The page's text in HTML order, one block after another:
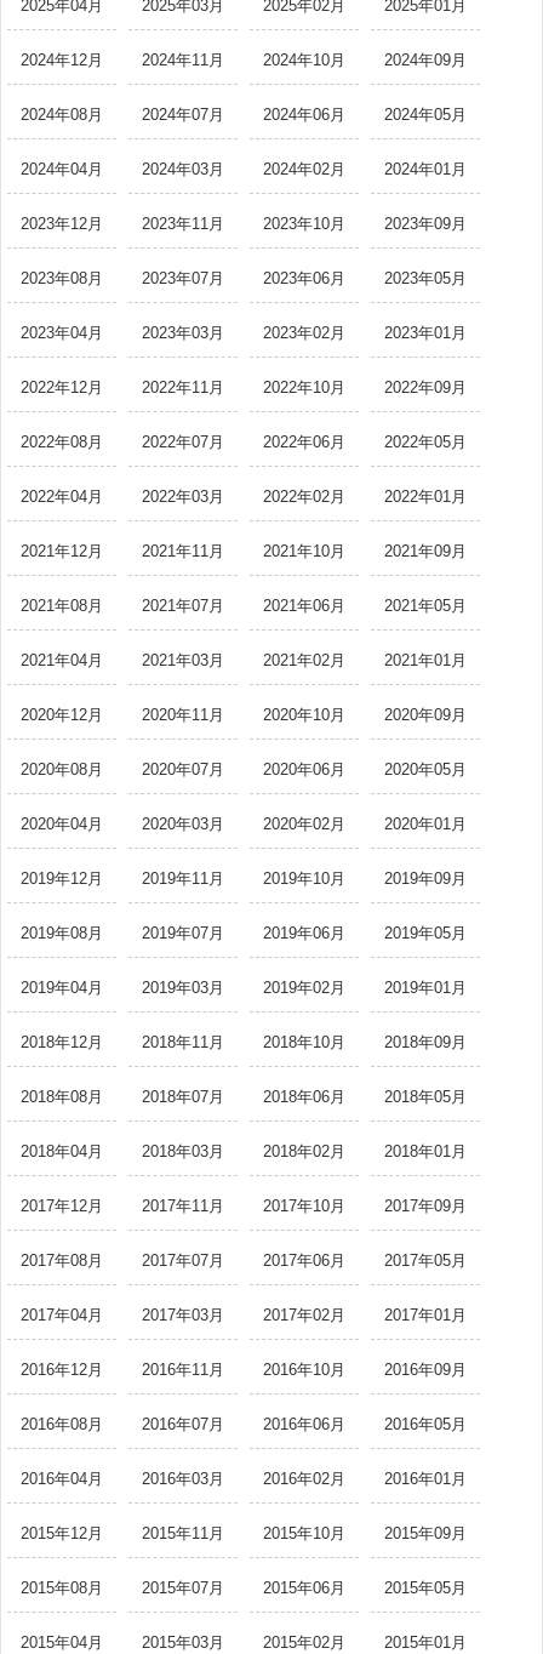
2025年04月 2025年03月 2025年02月 2025年01月
2024年12月 2024年11月 2024年10月 2024年09月
2024年08月 2024年07月 2024年06月 2024年05月
2024年04月 2024年03月 2024年02月 2024年01月
2023年12月 2023年11月 2023年10月 2023年09月
2023年08月 2023年07月 2023年06月 2023年05月
2023年04月 2023年03月 2023年02月 2023年01月
2022年12月 2022年11月 2022年10月 2022年09月
2022年08月 2022年07月 2022年06月 2022年05月
2022年04月 2022年03月 2022年02月 2022年01月
2021年12月 2021年11月 2021年10月 2021年09月
2021年08月 2021年07月 2021年06月 2021年05月
2021年04月 2021年03月 2021年02月 2021年01月
2020年12月 2020年11月 2020年10月 2020年09月
2020年08月 2020年07月 2020年06月 2020年05月
2020年04月 2020年03月 2020年02月 2020年01月
2019年12月 2019年11月 2019年10月 2019年09月
2019年08月 2019年07月 2019年06月 2019年05月
2019年04月 2019年03月 2019年02月 2019年01月
2018年12月 2018年11月 2018年10月 2018年09月
2018年08月 2018年07月 2018年06月 2018年05月
2018年04月 2018年03月 2018年02月 2018年01月
2017年12月 2017年11月 2017年10月 2017年09月
2017年08月 2017年07月 2017年06月 2017年05月
2017年04月 2017年03月 2017年02月 2017年01月
2016年12月 2016年11月 2016年10月 2016年09月
2016年08月 2016年07月 2016年06月 2016年05月
2016年04月 2016年03月 2016年02月 2016年01月
2015年12月 2015年11月 2015年10月 2015年09月
2015年08月 2015年07月 2015年06月 2015年05月
2015年04月 2015年03月 2015年02月 2015年01月